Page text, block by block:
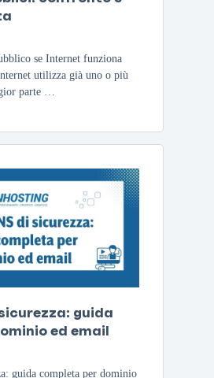
se Internet funziona
utilizza già uno o più
parte …
guida
ed email
guida completa per dominio